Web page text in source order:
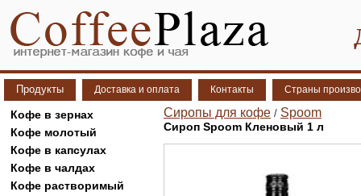
Продукты Доставка и оплата Контакты Страны
Кофе в зернах
Кофе молотый
Кофе в капсулах
Кофе в чалдах
Кофе растворимый
Сиропы для кофе / Spoom
Сироп Spoom Кленовый 1 л